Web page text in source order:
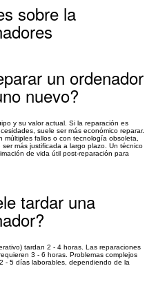
sobre la
un ordenador
nuevo?
y su valor actual. Si la reparación es
suele ser más económico reparar.
fallos o con tecnología obsoleta,
más justificada a largo plazo. Un técnico
de vida útil post-reparación para
tardar una
tardan 2 - 4 horas. Las reparaciones
3 - 6 horas. Problemas complejos
- 5 días laborables, dependiendo de la